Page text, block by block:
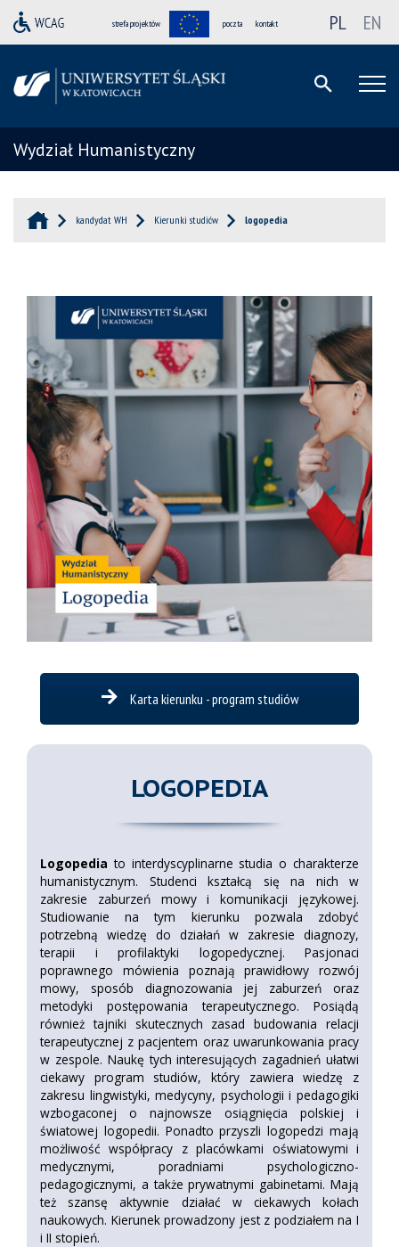
strefa projektów poczta kontakt PL EN
Wydział Humanistyczny
kandydat WH Kierunki studiów logopedia
Karta kierunku - program studiów
LOGOPEDIA
Logopedia to interdyscyplinarne studia o charakterze
humanistycznym. Studenci kształcą się na nich w
zakresie zaburzeń mowy i komunikacji językowej.
Studiowanie na tym kierunku pozwala zdobyć
potrzebną wiedzę do działań w zakresie diagnozy,
terapii i profilaktyki logopedycznej. Pasjonaci
poprawnego mówienia poznają prawidłowy rozwój
mowy, sposób diagnozowania jej zaburzeń oraz
metodyki postępowania terapeutycznego. Posiądą
również tajniki skutecznych zasad budowania relacji
terapeutycznej z pacjentem oraz uwarunkowania pracy
w zespole. Naukę tych interesujących zagadnień ułatwi
ciekawy program studiów, który zawiera wiedzę z
zakresu lingwistyki, medycyny, psychologii i pedagogiki
wzbogaconej o najnowsze osiągnięcia polskiej i
światowej logopedii. Ponadto przyszli logopedzi mają
możliwość współpracy z placówkami oświatowymi i
medycznymi, poradniami psychologiczno-
pedagogicznymi, a także prywatnymi gabinetami. Mają
też szansę aktywnie działać w ciekawych kołach
naukowych. Kierunek prowadzony jest z podziałem na I
i II stopień.